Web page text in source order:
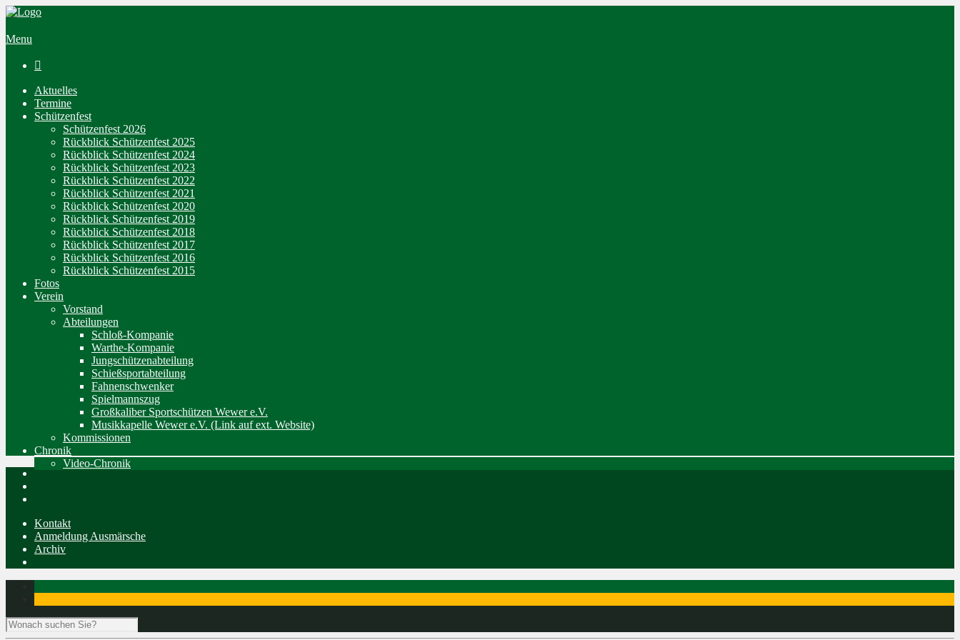
Menu

Aktuelles
Termine
Schützenfest
Schützenfest 2026
Rückblick Schützenfest 2025
Rückblick Schützenfest 2024
Rückblick Schützenfest 2023
Rückblick Schützenfest 2022
Rückblick Schützenfest 2021
Rückblick Schützenfest 2020
Rückblick Schützenfest 2019
Rückblick Schützenfest 2018
Rückblick Schützenfest 2017
Rückblick Schützenfest 2016
Rückblick Schützenfest 2015
Fotos
Verein
Vorstand
Abteilungen
Schloß-Kompanie
Warthe-Kompanie
Jungschützenabteilung
Schießsportabteilung
Fahnenschwenker
Spielmannszug
Großkaliber Sportschützen Wewer e.V.
Musikkapelle Wewer e.V. (Link auf ext. Website)
Kommissionen
Chronik
Video-Chronik
Kontakt
Anmeldung Ausmärsche
Archiv